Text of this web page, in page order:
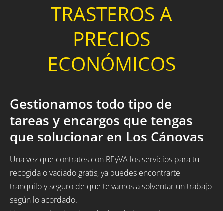
TRASTEROS A
PRECIOS
ECONÓMICOS
Gestionamos todo tipo de
tareas y encargos que tengas
que solucionar en Los Cánovas
Una vez que contrates con REyVA los servicios para tu
recogida o vaciado gratis, ya puedes encontrarte
tranquilo y seguro de que te vamos a solventar un trabajo
según lo acordado.